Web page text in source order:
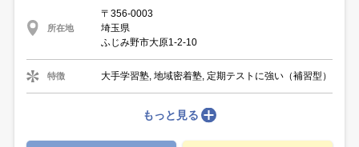
所在地
〒356-0003
埼玉県
ふじみ野市大原1-2-10
特徴 大手学習塾, 地域密着塾, 定期テストに強い（補習型）
もっと見る